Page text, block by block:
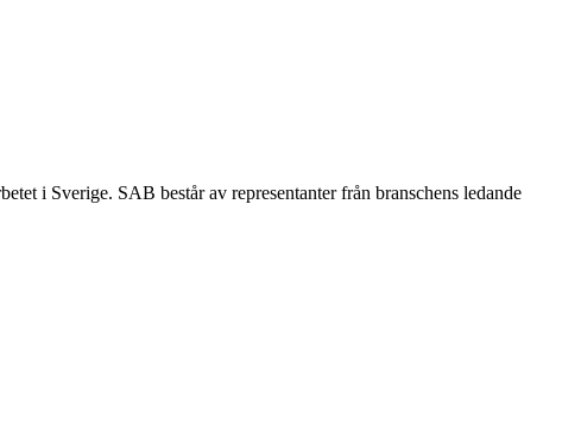
i Sverige. SAB består av representanter från branschens ledande